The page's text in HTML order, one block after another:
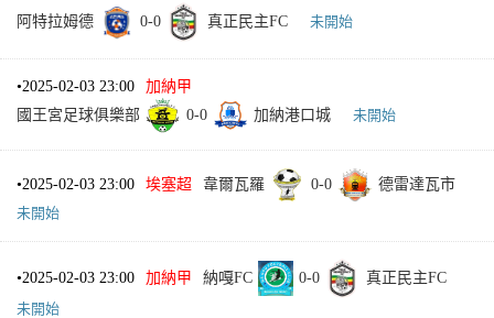
阿特拉姆德
0-0 真正民主FC 未開始
•2025-02-03 23:00
加納甲
國王宮足球俱樂部
0-0 加納港口城 未開始
•2025-02-03 23:00 埃塞超 韋爾瓦羅 0-0
德雷達瓦市
未開始
•2025-02-03 23:00 加納甲 納嘎FC 0-0
真正民主FC
未開始